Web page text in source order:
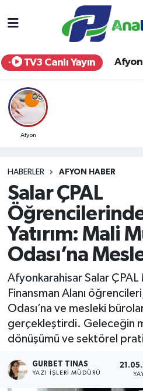
TV3 Canlı Yayın
Afyon
HABERLER AFYON HABER
Salar ÇPAL
Yatırım: Mali
Odası’na
Afyonkarahisar Salar
Finansman Alanı
Odası’na ve mesleki
gerçekleştirdi. Geleceğin
dönüşümü ve sektörel
GURBET TINAS
YAZI İŞLERI MÜDÜRÜ
Yurt Haber
Afyon Haber
Ekonomi
Siyaset
Eğitim
Sağlık
Teknoloji
Kültür - Sanat
Yaşam
Afyonkarahisar Nöbetçi
Afyonkarahisar Hava
Afyonkarahisar Namaz
Afyonkarahisar Trafik
Tüm Manşetler
Son Dakika Haberleri
Haber Arşivi